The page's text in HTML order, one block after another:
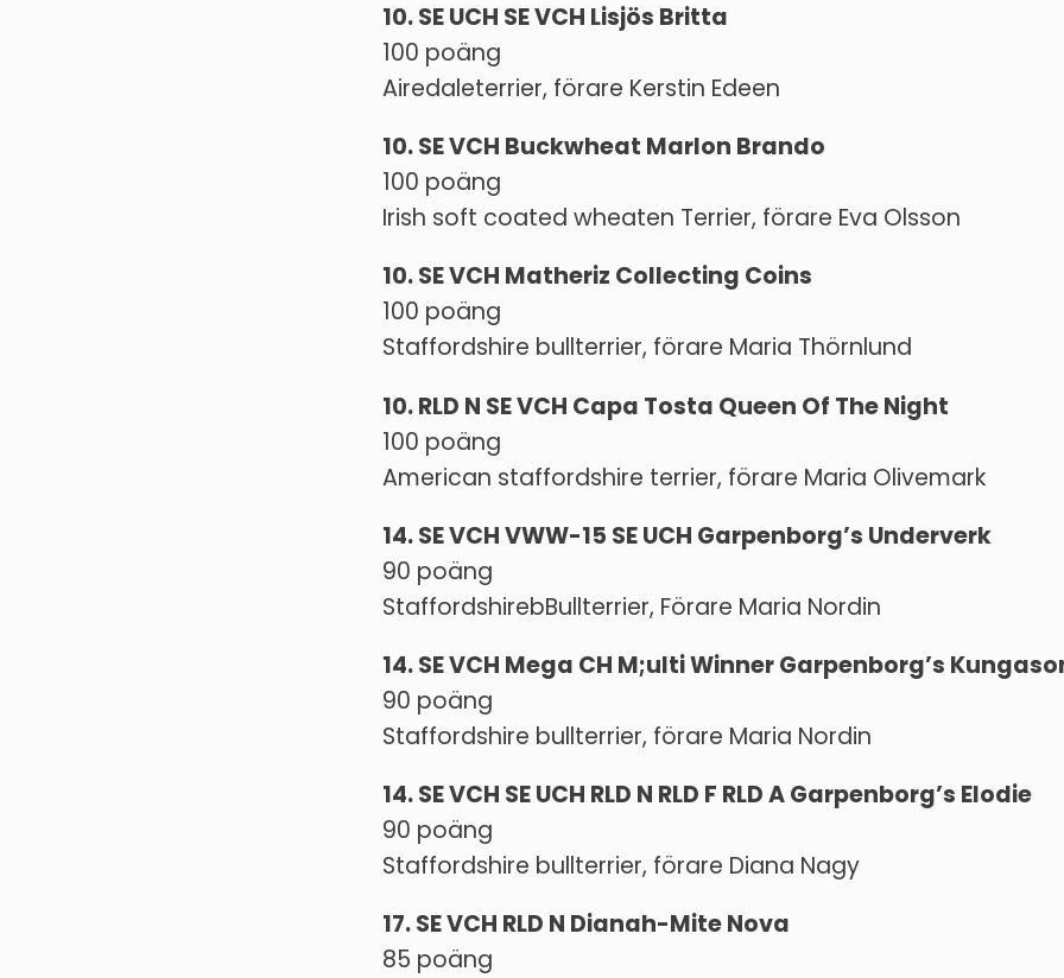
10. SE UCH SE VCH Lisjös Britta
100 poäng
Airedaleterrier, förare Kerstin Edeen
10. SE VCH Buckwheat Marlon Brando
100 poäng
Irish soft coated wheaten Terrier, förare Eva Olsson
10. SE VCH Matheriz Collecting Coins
100 poäng
Staffordshire bullterrier, förare Maria Thörnlund
10. RLD N SE VCH Capa Tosta Queen Of The Night
100 poäng
American staffordshire terrier, förare Maria Olivemark
14. SE VCH VWW-15 SE UCH Garpenborg’s Underverk
90 poäng
StaffordshirebBullterrier, Förare Maria Nordin
14. SE VCH Mega CH M;ulti Winner Garpenborg’s
90 poäng
Staffordshire bullterrier, förare Maria Nordin
14. SE VCH SE UCH RLD N RLD F RLD A Garpenborg’s Elodie
90 poäng
Staffordshire bullterrier, förare Diana Nagy
17. SE VCH RLD N Dianah-Mite Nova
85 poäng